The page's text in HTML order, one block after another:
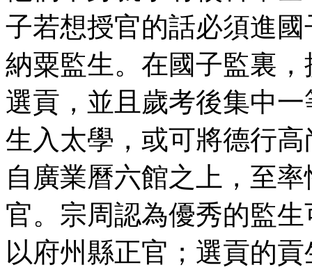
子若想授官的話必須進
納粟監生。在國子監裏
選貢，並且歲考後集中
生入太學，或可將德行
自廣業曆六館之上，至
官。宗周認為優秀的監
以府州縣正官；選貢的